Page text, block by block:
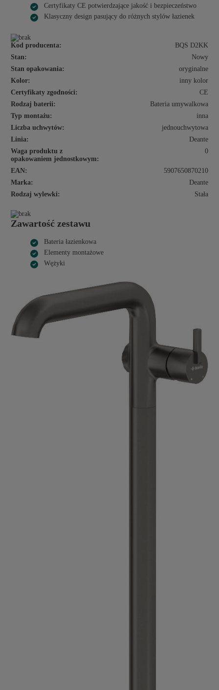
Certyfikaty CE potwierdzające jakość i bezpieczeństwo
Klasyczny design pasujący do różnych stylów łazienek
Kod producenta:
BQS D2KK
Stan:
Nowy
Stan opakowania:
oryginalne
Kolor:
inny kolor
Certyfikaty zgodności:
CE
Rodzaj baterii:
Bateria umywalkowa
Typ montażu:
inna
Liczba uchwytów:
jednouchwytowa
Linia:
Deante
Waga produktu z
opakowaniem jednostkowym:
0
EAN:
5907650870210
Marka:
Deante
Rodzaj wylewki:
Stała
Zawartość zestawu
Bateria łazienkowa
Elementy montażowe
Wężyki